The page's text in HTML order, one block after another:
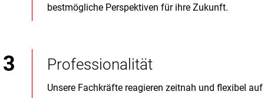
bestmögliche Perspektiven für ihre Zukunft.
Professionalität
Unsere Fachkräfte reagieren zeitnah und flexibel auf